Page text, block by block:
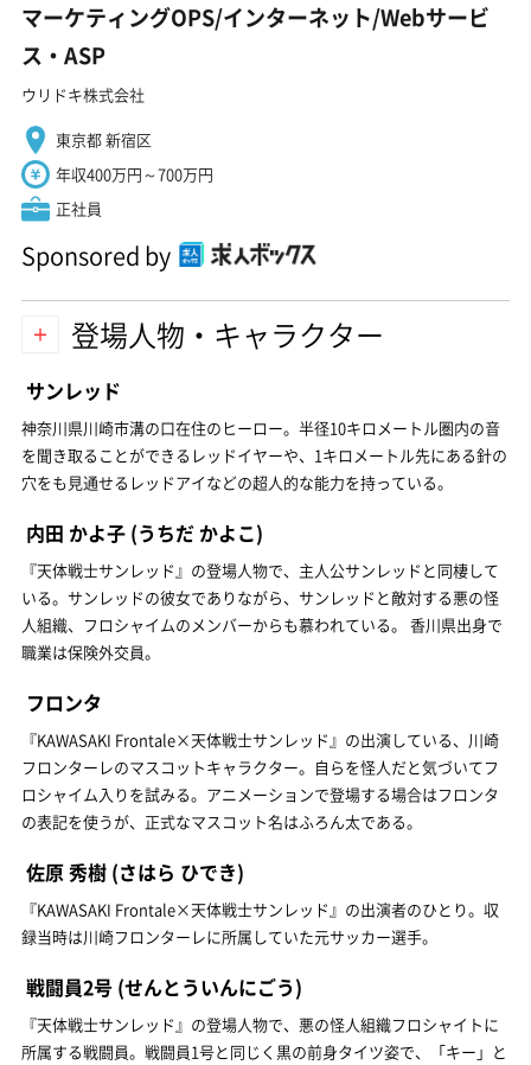
マーケティングOPS/インターネット/Webサービ
ス・ASP
ウリドキ株式会社
東京都 新宿区
年収400万円～700万円
正社員
Sponsored by
登場人物・キャラクター
サンレッド
神奈川県川崎市溝の口在住のヒーロー。半径10キロメートル圏内の音
を聞き取ることができるレッドイヤーや、1キロメートル先にある針の
穴をも見通せるレッドアイなどの超人的な能力を持っている。
内田 かよ子 (うちだ かよこ)
『天体戦士サンレッド』の登場人物で、主人公サンレッドと同棲して
いる。サンレッドの彼女でありながら、サンレッドと敵対する悪の怪
人組織、フロシャイムのメンバーからも慕われている。 香川県出身で
職業は保険外交員。
フロンタ
『KAWASAKI Frontale×天体戦士サンレッド』の出演している、川崎
フロンターレのマスコットキャラクター。自らを怪人だと気づいてフ
ロシャイム入りを試みる。アニメーションで登場する場合はフロンタ
の表記を使うが、正式なマスコット名はふろん太である。
佐原 秀樹 (さはら ひでき)
『KAWASAKI Frontale×天体戦士サンレッド』の出演者のひとり。収
録当時は川崎フロンターレに所属していた元サッカー選手。
戦闘員2号 (せんとういんにごう)
『天体戦士サンレッド』の登場人物で、悪の怪人組織フロシャイトに
所属する戦闘員。戦闘員1号と同じく黒の前身タイツ姿で、「キー」と